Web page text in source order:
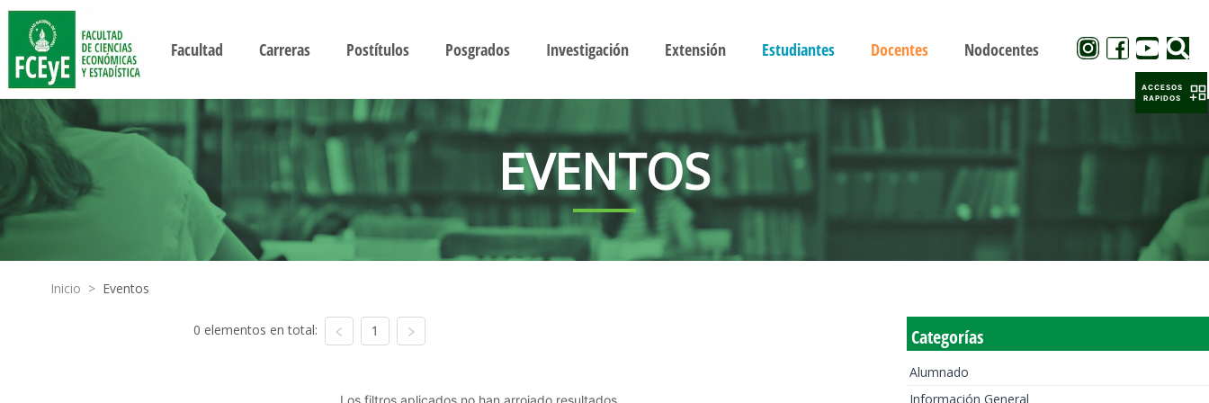
Facultad Carreras Postítulos Posgrados Investigación Extensión Estudiantes Docentes Nodocentes
EVENTOS
Inicio > Eventos
0 elementos en total: 1
Los filtros aplicados no han arrojado resultados
Categorías
Alumnado
Información General
ACCESOS
RAPIDOS